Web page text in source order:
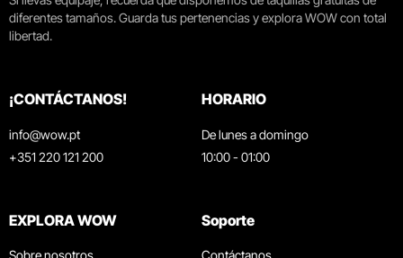
diferentes tamaños. Guarda tus pertenencias y explora WOW con total
libertad.
¡CONTÁCTANOS!
info@wow.pt
+351 220 121 200
HORARIO
De lunes a domingo
10:00 - 01:00
EXPLORA WOW
Sobre nosotros
Soporte
Contáctanos